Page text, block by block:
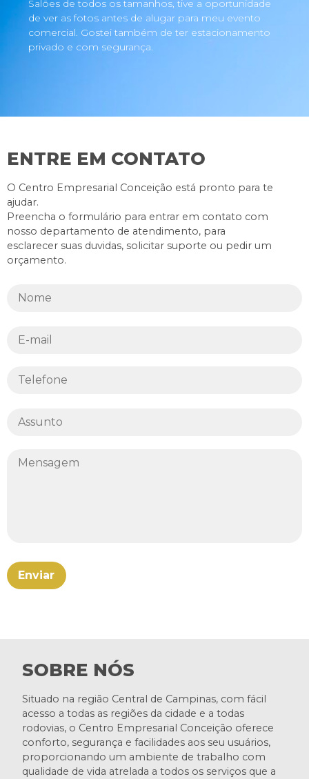
Salões de todos os tamanhos, tive a oportunidade
de ver as fotos antes de alugar para meu evento
comercial. Gostei também de ter estacionamento
privado e com segurança.
ENTRE EM CONTATO
O Centro Empresarial Conceição está pronto para te
ajudar.
Preencha o formulário para entrar em contato com
nosso departamento de atendimento, para
esclarecer suas duvidas, solicitar suporte ou pedir um
orçamento.
SOBRE NÓS
Situado na região Central de Campinas, com fácil
acesso a todas as regiões da cidade e a todas
rodovias, o Centro Empresarial Conceição oferece
conforto, segurança e facilidades aos seu usuários,
proporcionando um ambiente de trabalho com
qualidade de vida atrelada a todos os serviços que a